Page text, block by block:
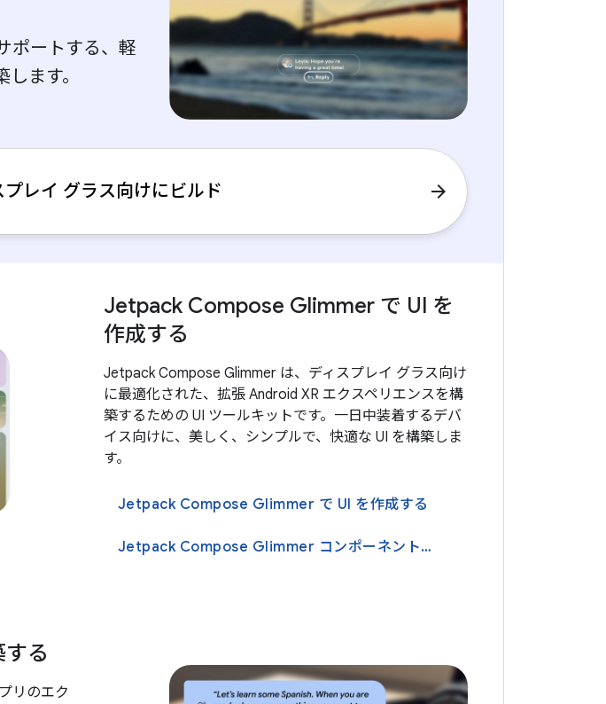
ポートする、軽
ます。
レイ グラス向けにビルド arrow_forward
Jetpack Compose Glimmer で UI を
作成する
Jetpack Compose Glimmer は、ディスプレイ グラス向け
に最適化された、拡張 Android XR エクスペリエンスを構
築するための UI ツールキットです。一日中装着するデバ
イス向けに、美しく、シンプルで、快適な UI を構築しま
す。
Jetpack Compose Glimmer で UI を作成する
Jetpack Compose Glimmer コンポーネントの設計について学習する
る
リのエク